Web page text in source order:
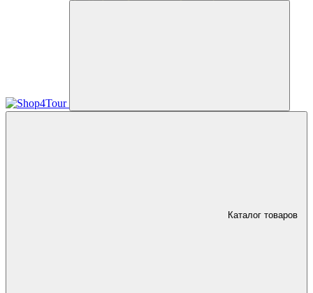
Каталог товаров